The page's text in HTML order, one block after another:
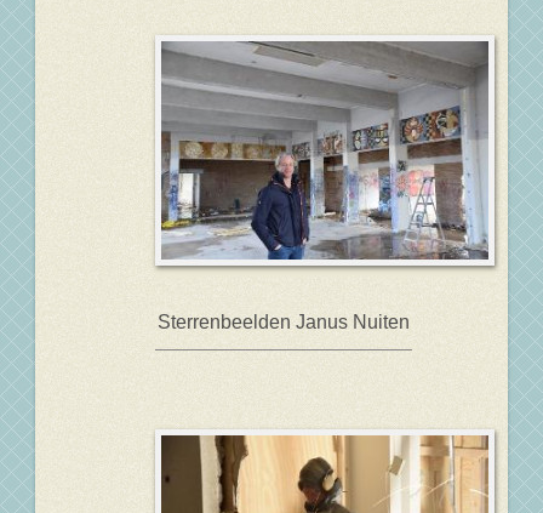
Sterrenbeelden Janus Nuiten